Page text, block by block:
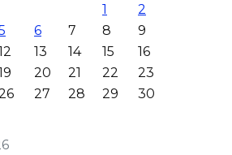
поздравил
с
и вручил
1
2
6 7 8
9
13 14 15
16
20 21 22
23
27 28 29
30